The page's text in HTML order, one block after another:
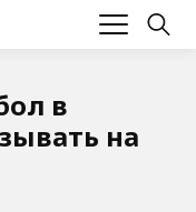
в
на